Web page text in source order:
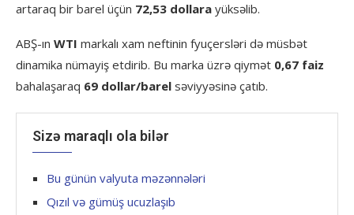
artaraq bir barel üçün 72,53 dollara yüksəlib.
ABŞ-ın WTI markalı xam neftinin fyuçersləri də müsbət
dinamika nümayiş etdirib. Bu marka üzrə qiymət 0,67 faiz
bahalaşaraq 69 dollar/barel səviyyəsinə çatıb.
Sizə maraqlı ola bilər
Bu günün valyuta məzənnələri
Qızıl və gümüş ucuzlaşıb